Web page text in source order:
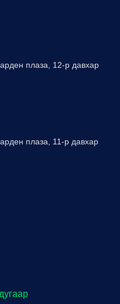
плаза, 12-р давхар
плаза, 11-р давхар